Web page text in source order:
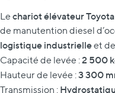
Le chariot élévateur
de manutention diesel
logistique industrielleet
Capacité de levée :2 500
Hauteur de levée :3 300
Transmission :